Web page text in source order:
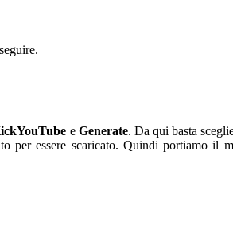
e Generate. Da qui basta
essere scaricato. Quindi portiamo il